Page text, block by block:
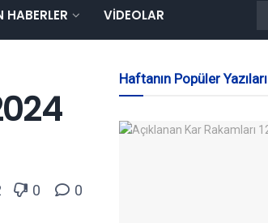
HABERLER VIDEOLAR
0 0
Haftanın Popüler Yazıları